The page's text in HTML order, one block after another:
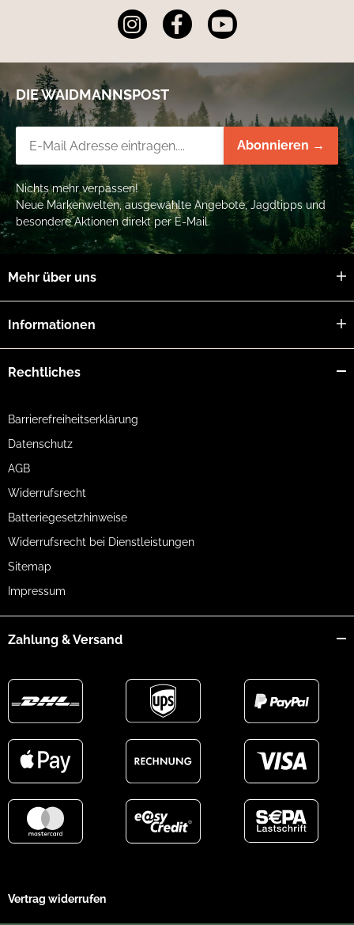
DIE WAIDMANNSPOST
Abonnieren →
Nichts mehr verpassen!
Neue Markenwelten, ausgewählte Angebote, Jagdtipps und
besondere Aktionen direkt per E-Mail.
Mehr über uns
Informationen
Rechtliches
Barrierefreiheitserklärung
Datenschutz
AGB
Widerrufsrecht
Batteriegesetzhinweise
Widerrufsrecht bei Dienstleistungen
Sitemap
Impressum
Zahlung & Versand
Vertrag widerrufen